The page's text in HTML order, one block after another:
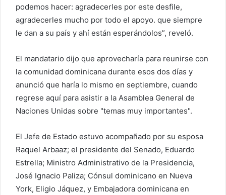
podemos hacer: agradecerles por este desfile,
agradecerles mucho por todo el apoyo. que siempre
le dan a su país y ahí están esperándolos”, reveló.
El mandatario dijo que aprovecharía para reunirse con
la comunidad dominicana durante esos dos días y
anunció que haría lo mismo en septiembre, cuando
regrese aquí para asistir a la Asamblea General de
Naciones Unidas sobre "temas muy importantes".
El Jefe de Estado estuvo acompañado por su esposa
Raquel Arbaaz; el presidente del Senado, Eduardo
Estrella; Ministro Administrativo de la Presidencia,
José Ignacio Paliza; Cónsul dominicano en Nueva
York, Eligio Jáquez, y Embajadora dominicana en